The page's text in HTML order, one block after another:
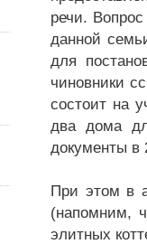
речи.
данной
для
чиновники
состоит на
два дома
документы в
При этом в
(напомним,
элитных